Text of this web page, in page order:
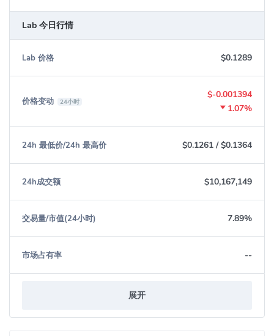
Lab 今日行情
Lab 价格 $0.1289
价格变动 24小时
$-0.001394
1.07%
24h 最低价/24h 最高价 $0.1261 /$0.1364
24h成交额 $10,167,149
交易量/市值(24小时) 7.89%
市场占有率 --
展开